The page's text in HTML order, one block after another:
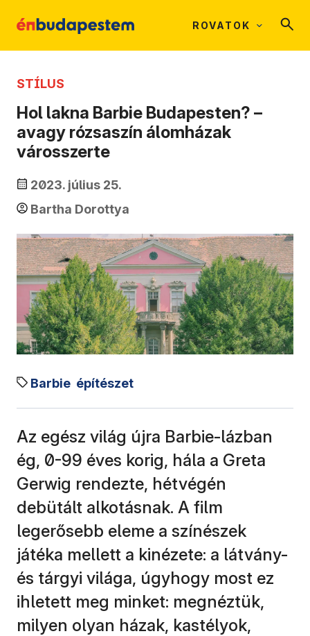
ROVATOK
STÍLUS
Hol lakna Barbie Budapesten? –
avagy rózsaszín álomházak
városszerte
2023. július 25.
Bartha Dorottya
Barbie építészet
Az egész világ újra Barbie-lázban
ég, 0-99 éves korig, hála a Greta
Gerwig rendezte, hétvégén
debütált alkotásnak. A film
legerősebb eleme a színészek
játéka mellett a kinézete: a látvány-
és tárgyi világa, úgyhogy most ez
ihletett meg minket: megnéztük,
milyen olyan házak, kastélyok,